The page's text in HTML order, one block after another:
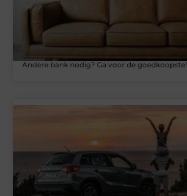
Andere bank nodig? Ga voor de goedkoopste!